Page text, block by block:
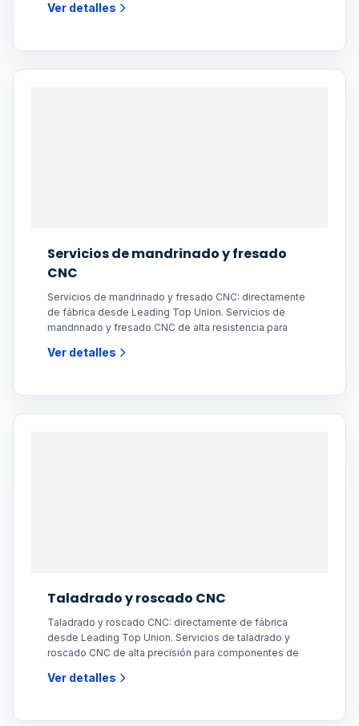
Ver detalles
Servicios de mandrinado y fresado
CNC
Servicios de mandrinado y fresado CNC: directamente
de fábrica desde Leading Top Union. Servicios de
mandrinado y fresado CNC de alta resistencia para
Ver detalles
Taladrado y roscado CNC
Taladrado y roscado CNC: directamente de fábrica
desde Leading Top Union. Servicios de taladrado y
roscado CNC de alta precisión para componentes de
Ver detalles